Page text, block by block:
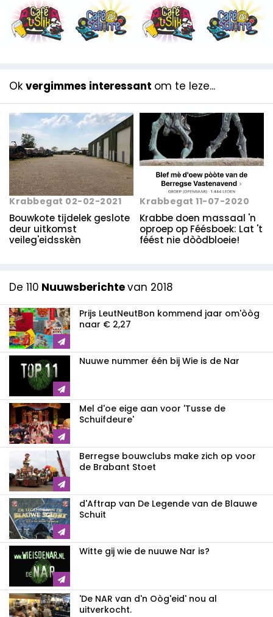
Ok vergimmes interessant om te leze...
Krabbegat 02-02-2021
Bouwkote tijdelek geslote
deur uitkomst
veileg'eidsskèn
Krabbegat 11-07-2020
Krabbe doen massaal 'n
oproep op Féésboek: Lat 't
féést nie dòòdbloeie!
De 110 Nuuwsberichtevan 2018
Prijs LeutNeutBon kommend jaar om'òòg
naar € 2,27
Nuuwe nummer één bij Wie is de Nar
Mel d'oe eige aan voor 'Tusse de
Schuifdeure'
Berregse bouwclubs make zich op voor
de Brabant Stoet
d'Aftrap van De Legende van de Blauwe
Schuit
Witte gij wie de nuuwe Nar is?
'De NAR van d'n Oòg'eid' nou al
uitverkocht.